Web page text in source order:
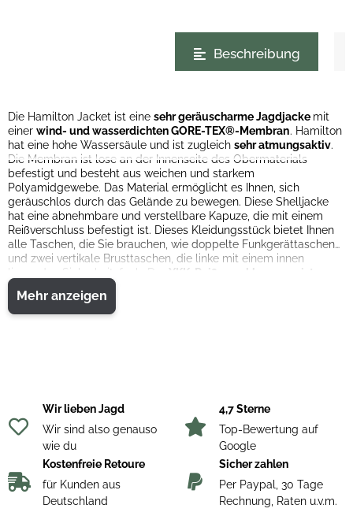
Beschreibung
Die Hamilton Jacket ist eine sehr geräuscharme Jagdjacke mit
einer wind- und wasserdichten GORE-TEX®-Membran. Hamilton
hat eine hohe Wassersäule und ist zugleich sehr atmungsaktiv.
Die Membran ist lose an der Innenseite des Obermaterials
befestigt und besteht aus weichen und starkem
Polyamidgewebe. Das Material ermöglicht es Ihnen, sich
geräuschlos durch das Gelände zu bewegen. Diese Shelljacke
hat eine abnehmbare und verstellbare Kapuze, die mit einem
Reißverschluss befestigt ist. Dieses Kleidungsstück bietet Ihnen
alle Taschen, die Sie brauchen, wie doppelte Funkgerättaschen
und zwei vertikale Brusttaschen, die linke mit einem innen
liegenden Sicherheitsfach. Der YKK-Reißverschluss vorn ist
wasserabweisend
. Die Klappen der Balgtaschen lassen sich an
der Schulterpasse befestigen, damit Sie leichter an die Taschen
kommen. Die Jacke ist in der Taille und am Saum verstellbar.
Mehr anzeigen
Wir lieben Jagd
Wir sind also genauso
wie du
4,7 Sterne
Top-Bewertung auf
Google
Kostenfreie Retoure
für Kunden aus
Deutschland
Sicher zahlen
Per Paypal, 30 Tage
Rechnung, Raten u.v.m.